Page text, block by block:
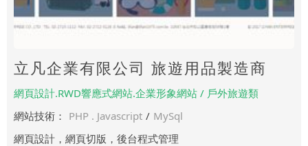
立凡企業有限公司 旅遊用品製造商
網頁設計.RWD響應式網站.企業形象網站 / 戶外旅遊類
網站技術： PHP . Javascript / MySql
網頁設計，網頁切版，後台程式管理